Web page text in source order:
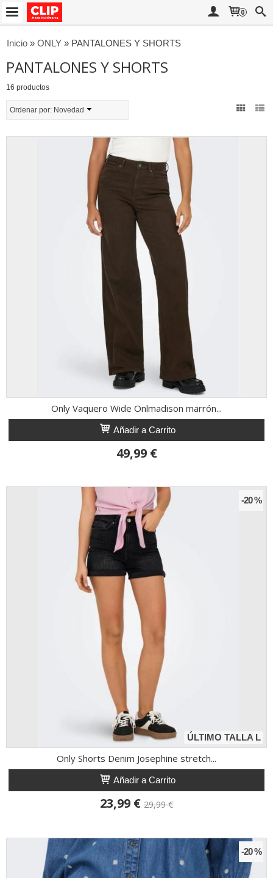
0
Inicio » ONLY » PANTALONES Y SHORTS
PANTALONES Y SHORTS
16 productos
Ordenar por: Novedad
Only Vaquero Wide Onlmadison marrón...
Añadir a Carrito
49,99 €
ÚLTIMO TALLA L
-20 %
Only Shorts Denim Josephine stretch...
Añadir a Carrito
23,99 € 29,99 €
-20 %